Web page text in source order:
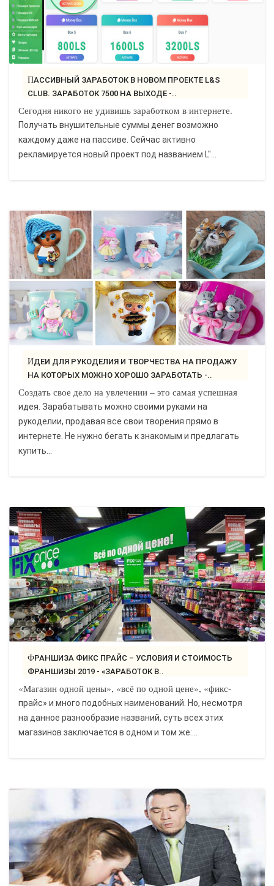
ПАССИВНЫЙ ЗАРАБОТОК В НОВОМ ПРОЕКТЕ L&S
CLUB. ЗАРАБОТОК 7500 НА ВЫХОДЕ -..
Сегодня никого не удивишь заработком в интернете.
Получать внушительные суммы денег возможно
каждому даже на пассиве. Сейчас активно
рекламируется новый проект под названием L"...
ИДЕИ ДЛЯ РУКОДЕЛИЯ И ТВОРЧЕСТВА НА ПРОДАЖУ
НА КОТОРЫХ МОЖНО ХОРОШО ЗАРАБОТАТЬ -..
Создать свое дело на увлечении – это самая успешная
идея. Зарабатывать можно своими руками на
рукоделии, продавая все свои творения прямо в
интернете. Не нужно бегать к знакомым и предлагать
купить...
ФРАНШИЗА ФИКС ПРАЙС – УСЛОВИЯ И СТОИМОСТЬ
ФРАНШИЗЫ 2019 - «ЗАРАБОТОК В..
«Магазин одной цены», «всё по одной цене», «фикс-
прайс» и много подобных наименований. Но, несмотря
на данное разнообразие названий, суть всех этих
магазинов заключается в одном и том же:...